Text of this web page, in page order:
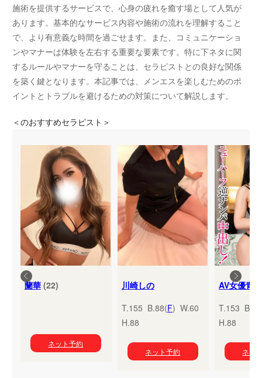
施術を提供するサービスで、心身の疲れを癒す場として人気が
あります。基本的なサービス内容や施術の流れを理解すること
で、より有意義な時間を過ごせます。また、コミュニケーショ
ンやマナーは体験を左右する重要な要素です。特に下ネタに関
するルールやマナーを守ることは、セラピストとの良好な関係
を築く鍵となります。本記事では、メンエスを楽しむためのポ
イントとトラブルを避けるための対策について解説します。
＜のおすすめセラピスト＞
蘭華(22)
ネット予約
川崎しの
T.155 B.88(F) W.60
H.88
ネット予約
T.153
H.88
ネッ